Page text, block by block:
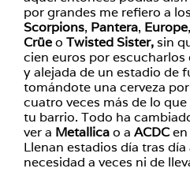
por grandes me refiero a los
Scorpions, Pantera, Europe,
Crüeo Twisted Sister,sin
cien euros por escucharlos
y alejada de un estadio de
tomándote una cerveza
cuatro veces más de lo
tu barrio. Todo ha
ver a Metallicao a ACDC
Llenan estadios día tras
necesidad a veces ni de